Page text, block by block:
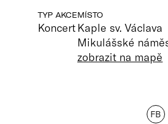
TYP AKCE
Koncert
MÍSTO
Kaple sv. Václava
Mikulášské
zobrazit na mapě
FB